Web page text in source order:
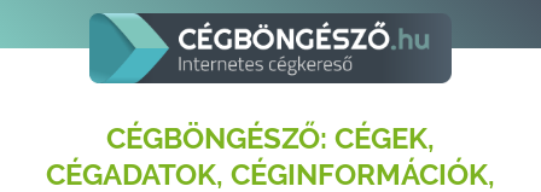
CÉGBÖNGÉSZŐ: CÉGEK,
CÉGADATOK, CÉGINFORMÁCIÓK,